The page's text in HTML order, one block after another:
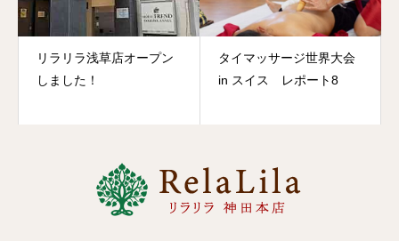
リラリラ浅草店オープン
しました！
タイマッサージ世界大会
in スイス レポート8